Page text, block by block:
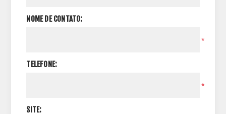
NOME DE CONTATO:
*
TELEFONE:
*
SITE: